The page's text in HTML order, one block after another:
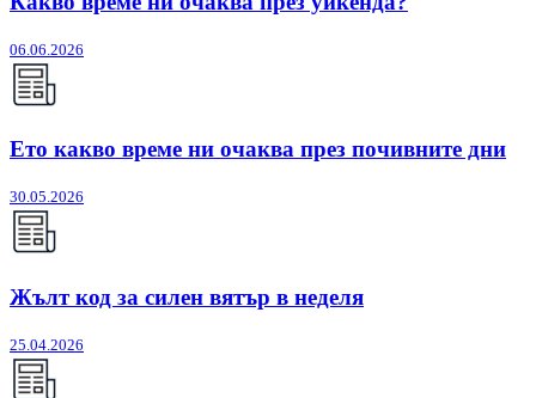
06.06.2026
Ето какво време ни очаква през почивните дни
30.05.2026
Жълт код за силен вятър в неделя
25.04.2026